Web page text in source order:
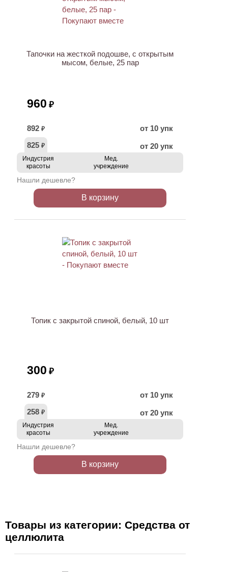
Тапочки на жесткой подошве, с открытым
мысом, белые, 25 пар
960 ₽
892 ₽
от 10 упк
825 ₽ от 20 упк
Индустрия
красоты
Мед.
учреждение
Нашли дешевле?
В корзину
Топик с закрытой спиной, белый, 10 шт
300 ₽
279 ₽
от 10 упк
258 ₽ от 20 упк
Индустрия
красоты
Мед.
учреждение
Нашли дешевле?
В корзину
Товары из категории: Средства от
целлюлита